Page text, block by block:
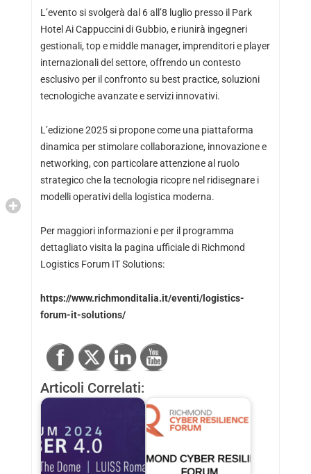
L’evento si svolgerà dal 6 all’8 luglio presso il Park
Hotel Ai Cappuccini di Gubbio, e riunirà ingegneri
gestionali, top e middle manager, imprenditori e player
internazionali del settore, offrendo un contesto
esclusivo per il confronto su best practice, soluzioni
tecnologiche avanzate e servizi innovativi.
L’edizione 2025 si propone come una piattaforma
dinamica per stimolare collaborazione, innovazione e
networking, con particolare attenzione al ruolo
strategico che la tecnologia ricopre nel ridisegnare i
modelli operativi della logistica moderna.
Per maggiori informazioni e per il programma
dettagliato visita la pagina ufficiale di Richmond
Logistics Forum IT Solutions:
https://www.richmonditalia.it/eventi/logistics-
forum-it-solutions/
Articoli Correlati: